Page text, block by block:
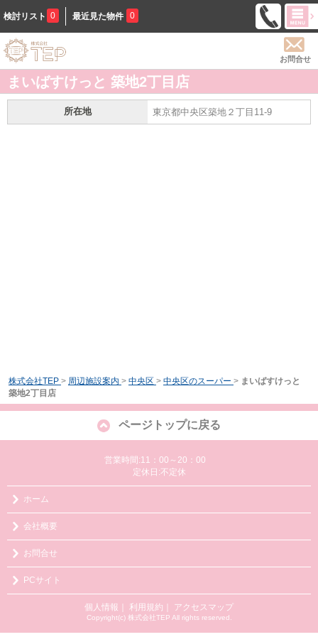
検討リスト 0 最近見た物件 0
お問合せ
まいばすけっと 築地2丁目店
所在地 東京都中央区築地２丁目11-9
株式会社TEP > 周辺施設案内 > 中央区 > 中央区のスーパー > まいばすけっと
築地2丁目店
ページトップに戻る
営業時間:11：00～20：00
定休日:不定休
ホーム
会社概要
お問合せ
PCサイト
個人情報 利用規約 アクセスマップ
Copyright(c) 株式会社TEP All rights reserved.